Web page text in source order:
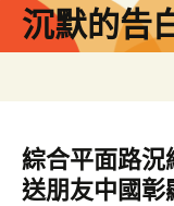
沉默的告
綜合平面路況
送朋友中國彰